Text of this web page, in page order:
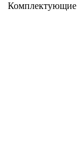
Комплектующие